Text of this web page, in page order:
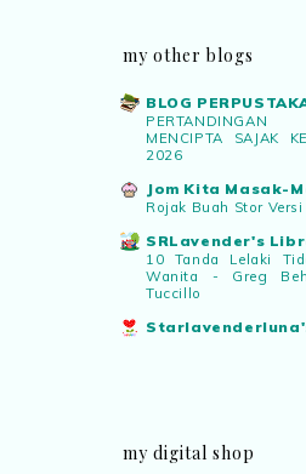
my other blogs
BLOG
MENCIPTA SAJAK
2026
Jom Kita Masak-
Rojak Buah Stor
SRLavender's
10 Tanda Lelaki
Wanita - Greg
Tuccillo
my digital shop